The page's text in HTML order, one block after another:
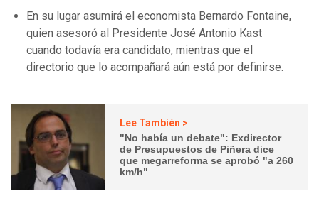
En su lugar asumirá el economista Bernardo Fontaine,
quien asesoró al Presidente José Antonio Kast
cuando todavía era candidato, mientras que el
directorio que lo acompañará aún está por definirse.
Lee También >
"No había un debate": Exdirector
de Presupuestos de Piñera dice
que megarreforma se aprobó "a 260
km/h"